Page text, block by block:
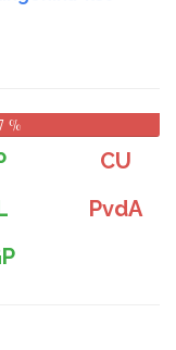
%
CU
PvdA